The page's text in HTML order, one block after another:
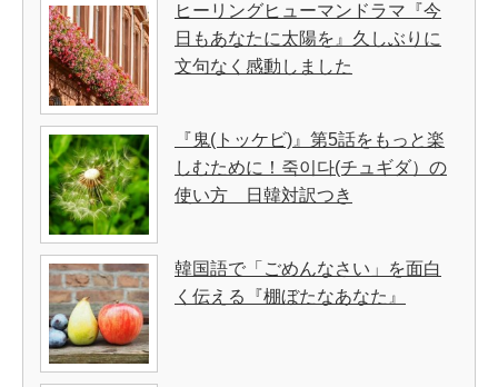
ヒーリングヒューマンドラマ『今
日もあなたに太陽を』久しぶりに
文句なく感動しました
『鬼(トッケビ)』第5話をもっと楽
しむために！죽이다(チュギダ）の
使い方 日韓対訳つき
韓国語で「ごめんなさい」を面白
く伝える『棚ぼたなあなた』